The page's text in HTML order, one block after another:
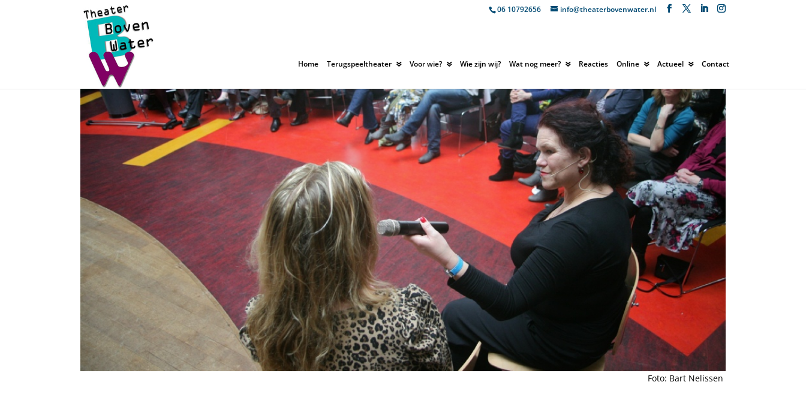
06 10792656 info@theaterbovenwater.nl
Home Terugspeeltheater Voor wie? Wie zijn wij? Wat nog meer? Reacties Online Actueel Contact
Foto: Bart Nelissen